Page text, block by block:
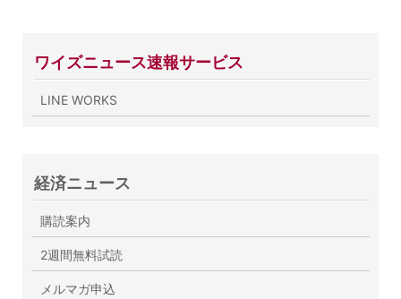
ワイズニュース速報サービス
LINE WORKS
経済ニュース
購読案内
2週間無料試読
メルマガ申込